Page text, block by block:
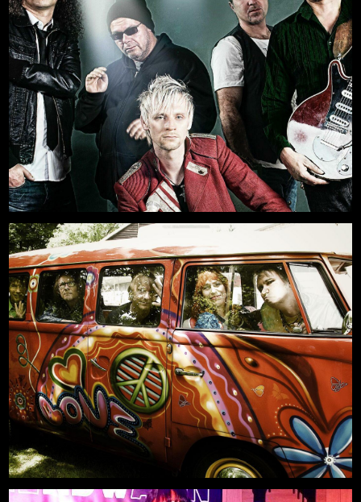
11.09.2026, 20:00
Freilichtbühne an der Zitadelle
Mehr
-AUSVERKAUFT-
21.08.2026, 19:00
Freilichtbühne an der Zitadelle
Mehr